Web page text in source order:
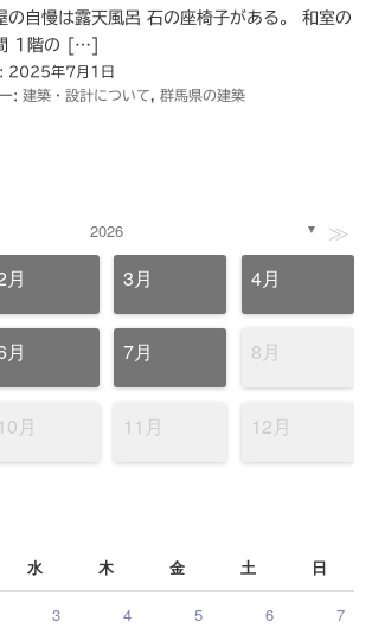
の自慢は露天風呂 石の座椅子がある。 和室の
1階の […]
: 2025年7月1日
: 建築・設計について 群馬県の建築
2026 ▼ ≫
月 3月 4月
月 7月 8月
10月 11月 12月
水 木 金 土 日
3 4 5 6 7